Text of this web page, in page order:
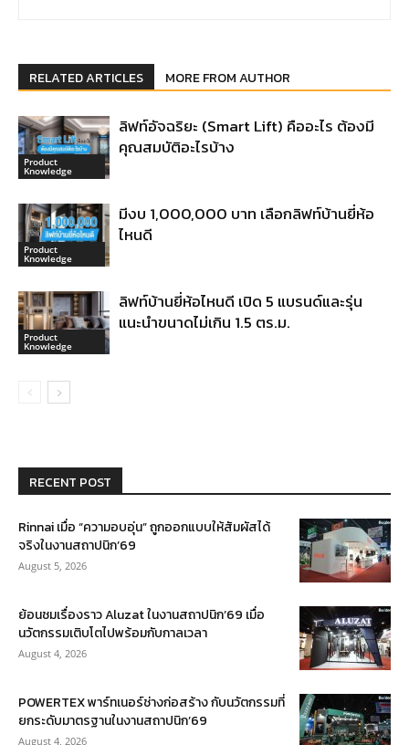
RELATED ARTICLES MORE FROM AUTHOR
Product
Knowledge
ลิฟท์อัจฉริยะ (Smart Lift) คืออะไร ต้องมี
คุณสมบัติอะไรบ้าง
Product
Knowledge
มีงบ 1,000,000 บาท เลือกลิฟท์บ้านยี่ห้อ
ไหนดี
Product
Knowledge
ลิฟท์บ้านยี่ห้อไหนดี เปิด 5 แบรนด์และรุ่น
แนะนำขนาดไม่เกิน 1.5 ตร.ม.
RECENT POST
Rinnai เมื่อ “ความอบอุ่น” ถูกออกแบบให้สัมผัสได้
จริงในงานสถาปนิก’69
August 5, 2026
ย้อนชมเรื่องราว Aluzat ในงานสถาปนิก’69 เมื่อ
นวัตกรรมเติบโตไปพร้อมกับกาลเวลา
August 4, 2026
POWERTEX พาร์ทเนอร์ช่างก่อสร้าง กับนวัตกรรมที่
ยกระดับมาตรฐานในงานสถาปนิก’69
August 4, 2026